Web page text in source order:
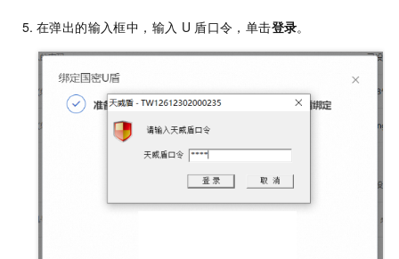
在弹出的输入框中，输入 U 盾口令，单击登录。